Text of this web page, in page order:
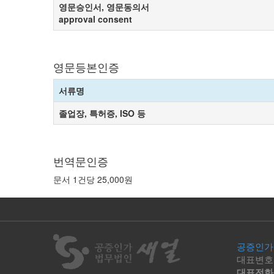
영문승인서, 영문동의서
approval consent
영문등본인증
서류명
졸업장, 특허증, ISO 등
번역문인증
문서 1건당 25,000원
공증인가
대표변